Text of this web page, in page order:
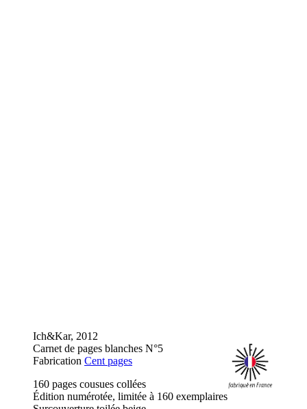
Ich&Kar, 2012
Carnet de pages blanches N°5
Fabrication Cent pages
160 pages cousues collées
Édition numérotée, limitée à 160 exemplaires